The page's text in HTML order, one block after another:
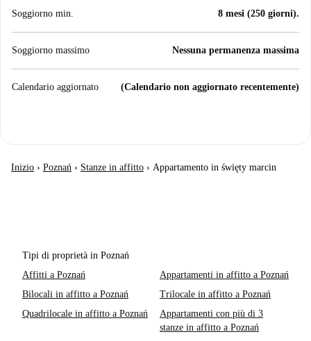
Soggiorno min. 8 mesi (250 giorni).
Soggiorno massimo Nessuna permanenza massima
Calendario aggiornato (Calendario non aggiornato recentemente)
Inizio › Poznań › Stanze in affitto › Appartamento in święty marcin
Tipi di proprietà in Poznań
Affitti a Poznań
Appartamenti in affitto a Poznań
Bilocali in affitto a Poznań
Trilocale in affitto a Poznań
Quadrilocale in affitto a Poznań
Appartamenti con più di 3
stanze in affitto a Poznań